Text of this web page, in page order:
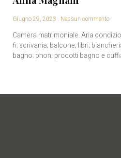
Giugno 29, 2023 Nessun commento
Camera matrimoniale. Aria
fi; scrivania; balcone; libri;
bagno; phon; prodotti bagno e